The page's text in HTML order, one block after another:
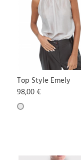
Top Style Emely
98,00 €